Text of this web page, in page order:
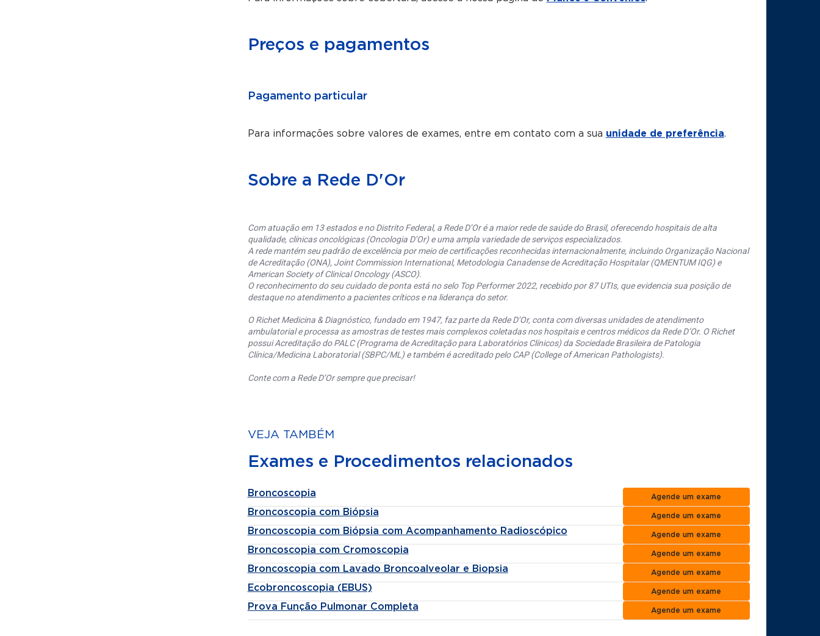
Preços e pagamentos
Pagamento particular
Para informações sobre valores de exames, entre em contato com a sua unidade de preferência.
Sobre a Rede D'Or
Com atuação em 13 estados e no Distrito Federal, a Rede D’Or é a maior rede de saúde do Brasil, oferecendo hospitais de alta
qualidade, clínicas oncológicas (Oncologia D’Or) e uma ampla variedade de serviços especializados.
A rede mantém seu padrão de excelência por meio de certificações reconhecidas internacionalmente, incluindo Organização Nacional
de Acreditação (ONA), Joint Commission International, Metodologia Canadense de Acreditação Hospitalar (QMENTUM IQG) e
American Society of Clinical Oncology (ASCO).
O reconhecimento do seu cuidado de ponta está no selo Top Performer 2022, recebido por 87 UTIs, que evidencia sua posição de
destaque no atendimento a pacientes críticos e na liderança do setor.
O Richet Medicina & Diagnóstico, fundado em 1947, faz parte da Rede D’Or, conta com diversas unidades de atendimento
ambulatorial e processa as amostras de testes mais complexos coletadas nos hospitais e centros médicos da Rede D’Or. O Richet
possui Acreditação do PALC (Programa de Acreditação para Laboratórios Clínicos) da Sociedade Brasileira de Patologia
Clínica/Medicina Laboratorial (SBPC/ML) e também é acreditado pelo CAP (College of American Pathologists).
Conte com a Rede D’Or sempre que precisar!
VEJA TAMBÉM
Exames e Procedimentos relacionados
Broncoscopia Agende um exame
Broncoscopia com Biópsia Agende um exame
Broncoscopia com Biópsia com Acompanhamento Radioscópico Agende um exame
Broncoscopia com Cromoscopia Agende um exame
Broncoscopia com Lavado Broncoalveolar e Biopsia Agende um exame
Ecobroncoscopia (EBUS) Agende um exame
Prova Função Pulmonar Completa Agende um exame